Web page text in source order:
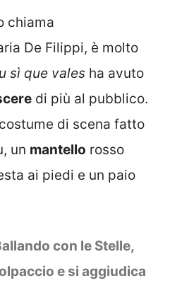
chiama
De Filippi, è molto
sì que vales ha avuto
di più al pubblico.
di scena fatto
un mantello rosso
ai piedi e un paio
con le Stelle,
e si aggiudica